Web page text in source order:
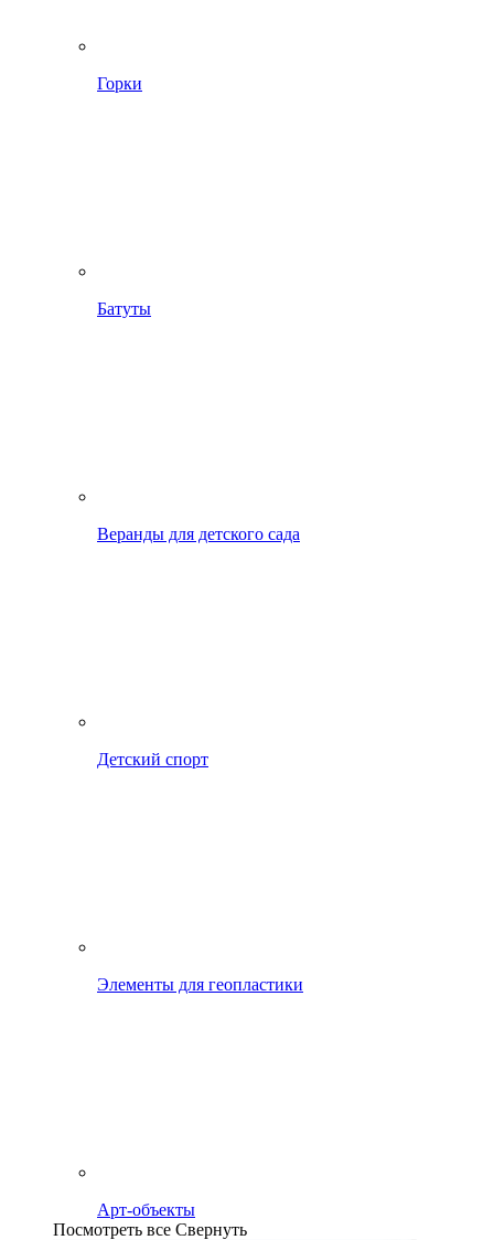
Горки
Батуты
Веранды для детского сада
Детский спорт
Элементы для геопластики
Арт-объекты
Посмотреть все Свернуть